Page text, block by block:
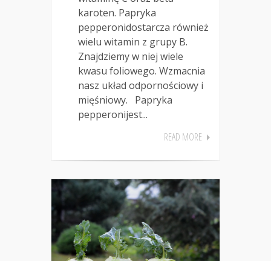
karoten. Papryka
pepperonidostarcza również
wielu witamin z grupy B.
Znajdziemy w niej wiele
kwasu foliowego. Wzmacnia
nasz układ odpornościowy i
mięśniowy. Papryka
pepperonijest...
READ MORE